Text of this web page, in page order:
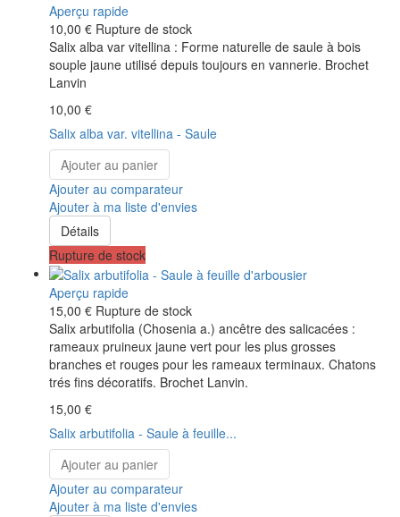
Aperçu rapide
10,00 € Rupture de stock
Salix alba var vitellina : Forme naturelle de saule à bois
souple jaune utilisé depuis toujours en vannerie. Brochet
Lanvin
10,00 €
Salix alba var. vitellina - Saule
Ajouter au panier
Ajouter au comparateur
Ajouter à ma liste d'envies
Détails
Rupture de stock
Aperçu rapide
15,00 € Rupture de stock
Salix arbutifolia (Chosenia a.) ancêtre des salicacées :
rameaux pruineux jaune vert pour les plus grosses
branches et rouges pour les rameaux terminaux. Chatons
trés fins décoratifs. Brochet Lanvin.
15,00 €
Salix arbutifolia - Saule à feuille...
Ajouter au panier
Ajouter au comparateur
Ajouter à ma liste d'envies